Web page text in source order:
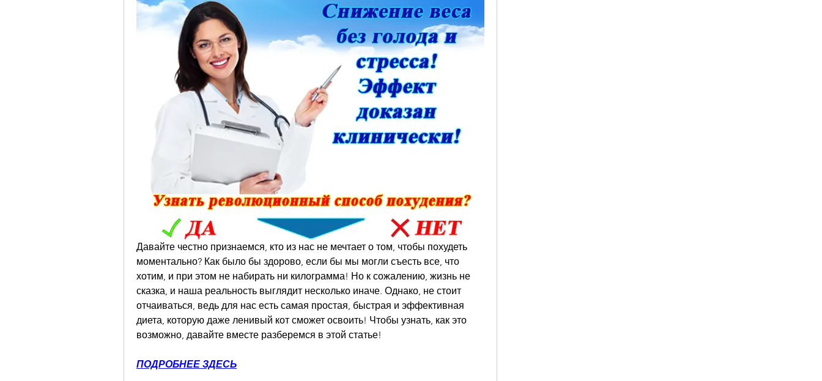
Давайте честно признаемся, кто из нас не мечтает о том, чтобы похудеть
моментально? Как было бы здорово, если бы мы могли съесть все, что
хотим, и при этом не набирать ни килограмма! Но к сожалению, жизнь не
сказка, и наша реальность выглядит несколько иначе. Однако, не стоит
отчаиваться, ведь для нас есть самая простая, быстрая и эффективная
диета, которую даже ленивый кот сможет освоить! Чтобы узнать, как это
возможно, давайте вместе разберемся в этой статье!
ПОДРОБНЕЕ ЗДЕСЬ